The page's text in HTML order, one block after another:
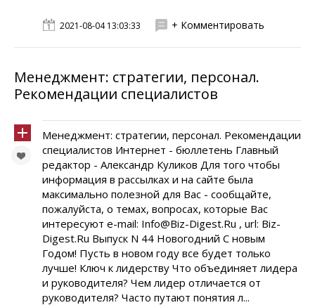
2021-08-04 13:03:33 + Комментировать
Менеджмент: стратегии, персонал.
Рекомендации специалистов
Менеджмент: стратегии, персонал. Рекомендации
специалистов Интернет - бюллетень Главный
редактор - Александр Куликов Для того чтобы
информация в рассылках и на сайте была
максимально полезной для Вас - сообщайте,
пожалуйста, о темах, вопросах, которые Вас
интересуют e-mail: Info@Biz-Digest.Ru , url: Biz-
Digest.Ru Выпуск N 44 Новогодний С новым
Годом! Пусть в новом году все будет только
лучше! Ключ к лидерству Что объединяет лидера
и руководителя? Чем лидер отличается от
руководителя? Часто путают понятия л...